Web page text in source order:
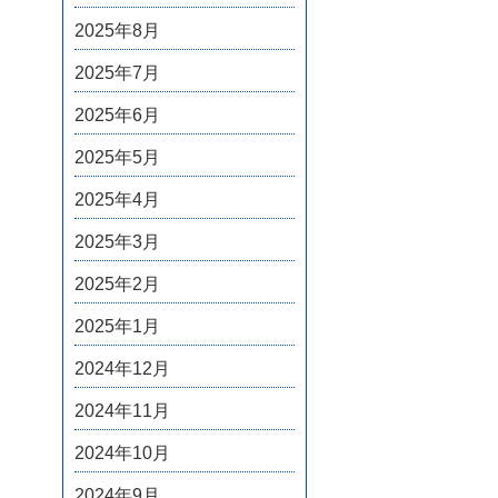
2025年8月
2025年7月
2025年6月
2025年5月
2025年4月
2025年3月
2025年2月
2025年1月
2024年12月
2024年11月
2024年10月